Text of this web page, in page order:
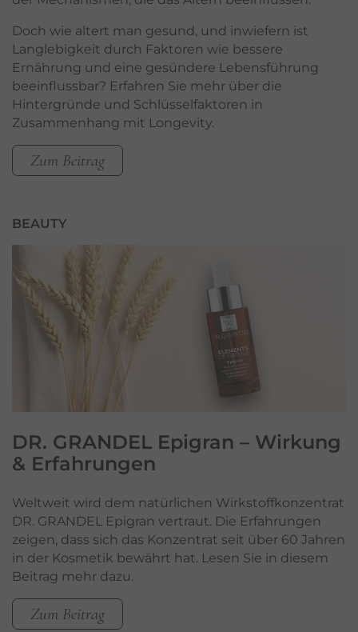
Doch wie altert man gesund, und inwiefern ist
Langlebigkeit durch Faktoren wie bessere
Ernährung und eine gesündere Lebensführung
beeinflussbar? Erfahren Sie mehr über die
Hintergründe und Schlüsselfaktoren in
Zusammenhang mit Longevity.
Zum Beitrag
BEAUTY
DR. GRANDEL Epigran – Wirkung
& Erfahrungen
Weltweit wird dem natürlichen Wirkstoffkonzentrat
DR. GRANDEL Epigran vertraut. Die Erfahrungen
zeigen, dass sich das Konzentrat seit über 60 Jahren
in der Kosmetik bewährt hat. Lesen Sie in diesem
Beitrag mehr dazu.
Zum Beitrag